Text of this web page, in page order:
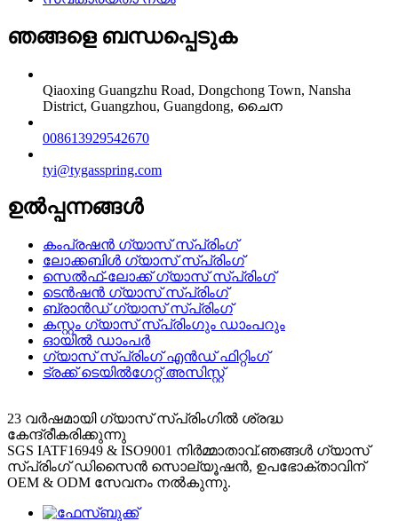
ഞങ്ങളെ ബന്ധപ്പെടുക
Qiaoxing Guangzhu Road, Dongchong Town, Nansha
District, Guangzhou, Guangdong, ചൈന
008613929542670
tyi@tygasspring.com
ഉൽപ്പന്നങ്ങൾ
കംപ്രഷൻ ഗ്യാസ് സ്പ്രിംഗ്
ലോക്കബിൾ ഗ്യാസ് സ്പ്രിംഗ്
സെൽഫ്-ലോക്ക് ഗ്യാസ് സ്പ്രിംഗ്
ടെൻഷൻ ഗ്യാസ് സ്പ്രിംഗ്
ബ്രാൻഡ് ഗ്യാസ് സ്പ്രിംഗ്
കസ്റ്റം ഗ്യാസ് സ്പ്രിംഗും ഡാംപറും
ഓയിൽ ഡാംപർ
ഗ്യാസ് സ്പ്രിംഗ് എൻഡ് ഫിറ്റിംഗ്
ട്രക്ക് ടെയിൽഗേറ്റ് അസിസ്റ്റ്
23 വർഷമായി ഗ്യാസ് സ്പ്രിംഗിൽ ശ്രദ്ധ
കേന്ദ്രീകരിക്കുന്നു
SGS IATF16949 & ISO9001 നിർമ്മാതാവ്.ഞങ്ങൾ ഗ്യാസ്
സ്പ്രിംഗ് ഡിസൈൻ സൊല്യൂഷൻ, ഉപഭോക്താവിന്
OEM & ODM സേവനം നൽകുന്നു.